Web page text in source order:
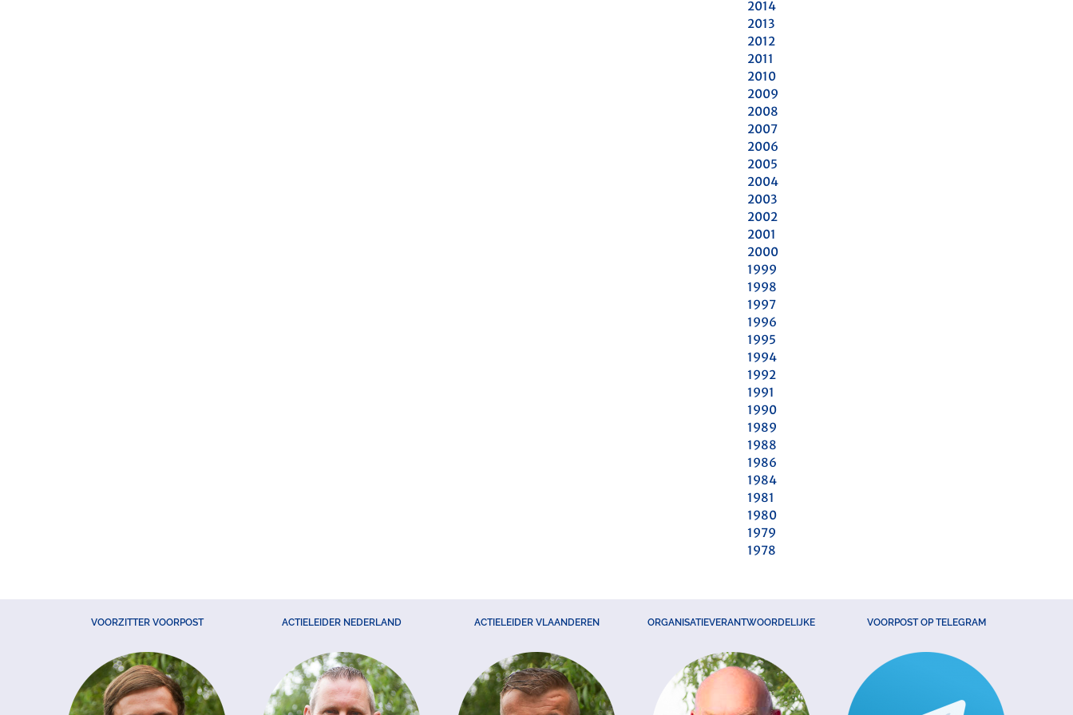
2014
2013
2012
2011
2010
2009
2008
2007
2006
2005
2004
2003
2002
2001
2000
1999
1998
1997
1996
1995
1994
1992
1991
1990
1989
1988
1986
1984
1981
1980
1979
1978
VOORZITTER VOORPOST ACTIELEIDER NEDERLAND ACTIELEIDER VLAANDEREN ORGANISATIEVERANTWOORDELIJKE VOORPOST OP TELEGRAM